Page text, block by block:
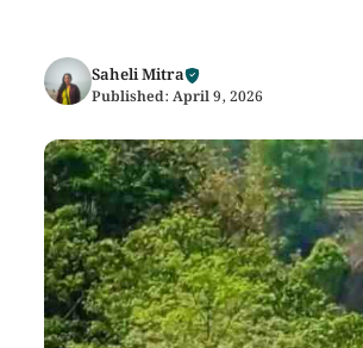
Saheli Mitra
Published: April 9, 2026